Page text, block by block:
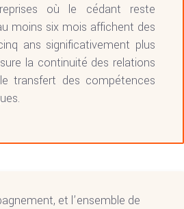
où le cédant reste
moins six mois affichent des
ans significativement plus
la continuité des relations
transfert des compétences
et l’ensemble de